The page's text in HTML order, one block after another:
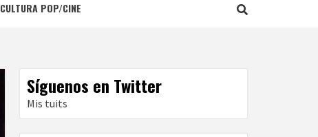
CULTURA POP/CINE
Síguenos en Twitter
Mis tuits